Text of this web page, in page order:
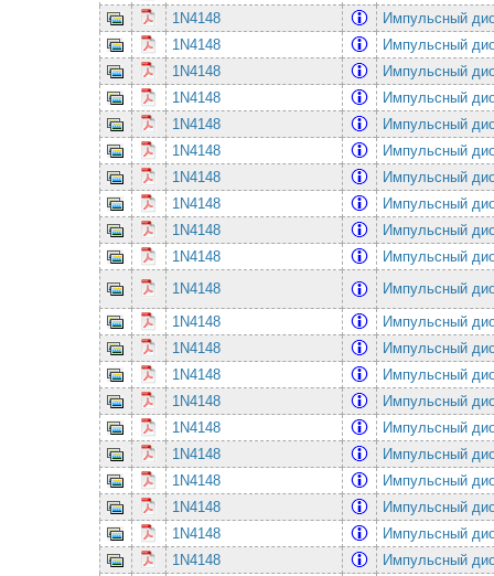
1N4148
Импульсный
1N4148
Импульсный
1N4148
Импульсный
1N4148
Импульсный
1N4148
Импульсный
1N4148
Импульсный
1N4148
Импульсный
1N4148
Импульсный
1N4148
Импульсный
1N4148
Импульсный
1N4148
Импульсный
1N4148
Импульсный
1N4148
Импульсный
1N4148
Импульсный
1N4148
Импульсный
1N4148
Импульсный
1N4148
Импульсный
1N4148
Импульсный
1N4148
Импульсный
1N4148
Импульсный
1N4148
Импульсный